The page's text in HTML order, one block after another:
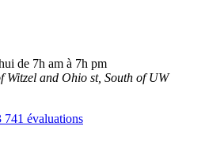
de 7h am à 7h pm
Witzel and Ohio st, South of UW
741 évaluations